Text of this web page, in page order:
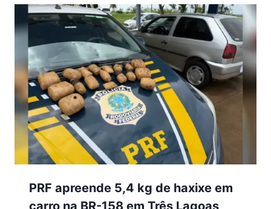
PRF apreende 5,4 kg de haxixe em